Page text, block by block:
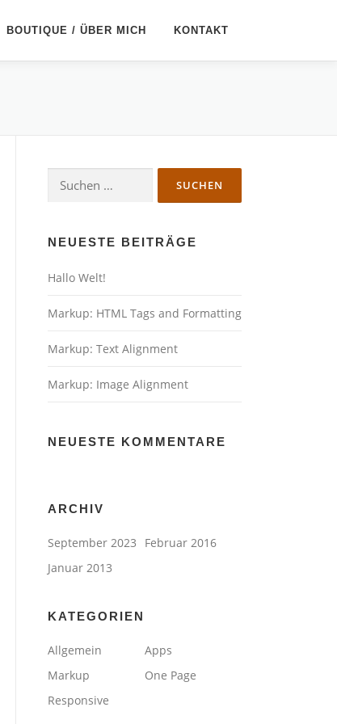
BOUTIQUE / ÜBER MICH KONTAKT
Suchen
NEUESTE BEITRÄGE
Hallo Welt!
Markup: HTML Tags and Formatting
Markup: Text Alignment
Markup: Image Alignment
NEUESTE KOMMENTARE
ARCHIV
September 2023
Februar 2016
Januar 2013
KATEGORIEN
Allgemein
Apps
Markup
One Page
Responsive